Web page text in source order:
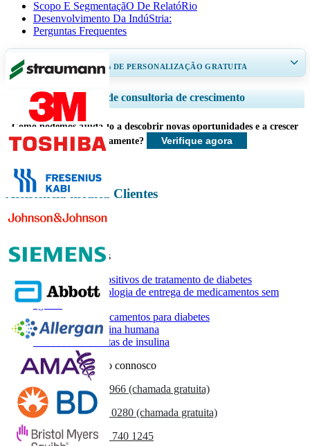
Scopo E SegmentaçãO De RelatóRio
Desenvolvimento Da IndúStria:
Perguntas Frequentes
RECEBA DE 30 A 60horas DE PERSONALIZAÇÃO GRATUITA
Ampliar a cobertura regional e por país, Análise de segmentos, Perfis de
empresas, Benchmarking competitivo, e insights sobre o usuário final.
Personalizar agora
Serviços de consultoria de crescimento
Como podemos ajudá-lo a descobrir novas oportunidades e a crescer
mais rapidamente?
Verifique agora
Assistência médica Clientes
Relatórios relacionados
Mercado de dispositivos de tratamento de diabetes
Mercado de tecnologia de entrega de medicamentos sem
agulha
Mercado de medicamentos para diabetes
Mercado de insulina humana
Mercado de canetas de insulina
Entre em contacto connosco
US
+1 833 909 2966 (chamada gratuita)
UK
+44 808 502 0280 (chamada gratuita)
(APAC) +91 744 740 1245